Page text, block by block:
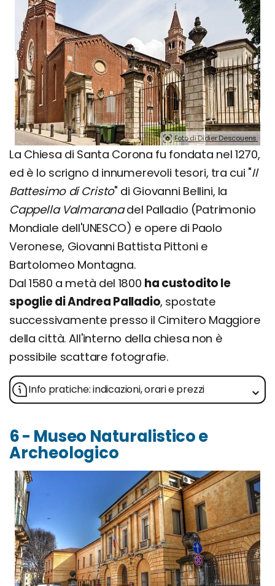
Foto di Didier Descouens.
La Chiesa di Santa Corona fu fondata nel 1270,
ed è lo scrigno d innumerevoli tesori, tra cui "Il
Battesimo di Cristo" di Giovanni Bellini, la
Cappella Valmaranadel Palladio (Patrimonio
Mondiale dell'UNESCO) e opere di Paolo
Veronese, Giovanni Battista Pittoni e
Bartolomeo Montagna.
Dal 1580 a metà del 1800 ha custodito le
spoglie di Andrea Palladio, spostate
successivamente presso il Cimitero Maggiore
della città. All'interno della chiesa non è
possibile scattare fotografie.
Info pratiche: indicazioni, orari e prezzi
6 - Museo Naturalistico e
Archeologico